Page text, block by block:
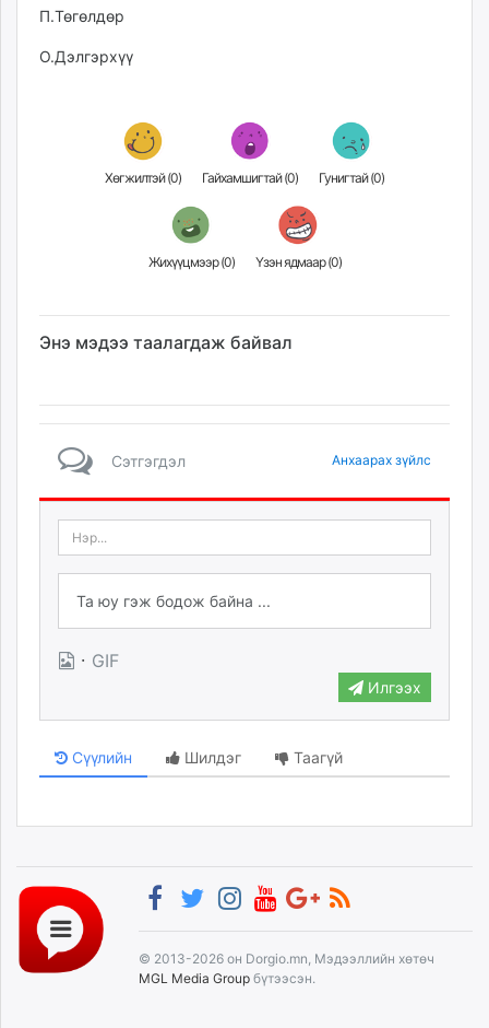
П.Төгөлдөр
О.Дэлгэрхүү
Хөгжилтэй (0) Гайхамшигтай (0) Гунигтай (0)
Жихүүцмээр (0) Үзэн ядмаар (0)
Энэ мэдээ таалагдаж байвал
Сэтгэгдэл Анхаарах зүйлс
· GIF
Илгээх
Сүүлийн Шилдэг Таагүй
© 2013-2026 он Dorgio.mn, Мэдээллийн хөтөч
MGL Media Group бүтээсэн.